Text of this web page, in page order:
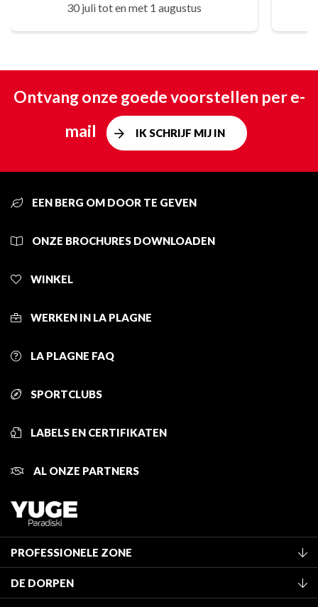
30 juli tot en met 1 augustus
Ontvang onze goede voorstellen per e-
mail
IK SCHRIJF MIJ IN
EEN BERG OM DOOR TE GEVEN
ONZE BROCHURES DOWNLOADEN
WINKEL
WERKEN IN LA PLAGNE
LA PLAGNE FAQ
SPORTCLUBS
LABELS EN CERTIFIKATEN
AL ONZE PARTNERS
PROFESSIONELE ZONE
Classificatie van de gemeubileerde accommodaties
DE DORPEN